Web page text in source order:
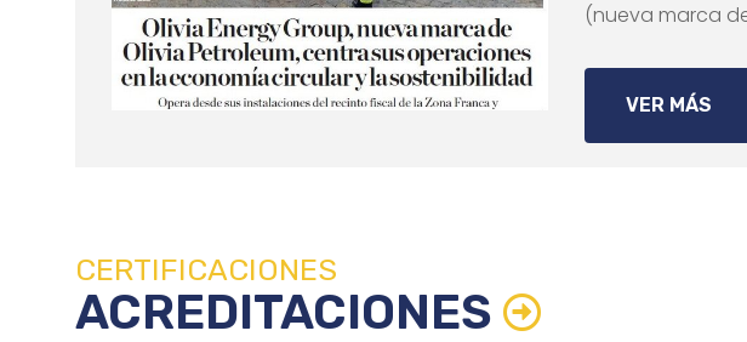
(nueva marca
VER MÁS
CERTIFICACIONES
ACREDITACIONES